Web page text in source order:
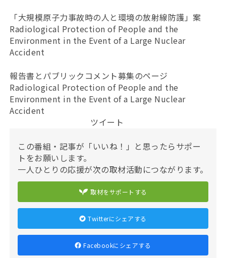
「大規模原子力事故時の人と環境の放射線防護」案
Radiological Protection of People and the
Environment in the Event of a Large Nuclear
Accident
報告書とパブリックコメント募集のページ
Radiological Protection of People and the
Environment in the Event of a Large Nuclear
Accident
ツイート
この番組・記事が「いいね！」と思ったらサポー
トをお願いします。
一人ひとりの応援が次の取材活動につながります。
取材をサポートする
Twitterにシェアする
Facebookにシェアする